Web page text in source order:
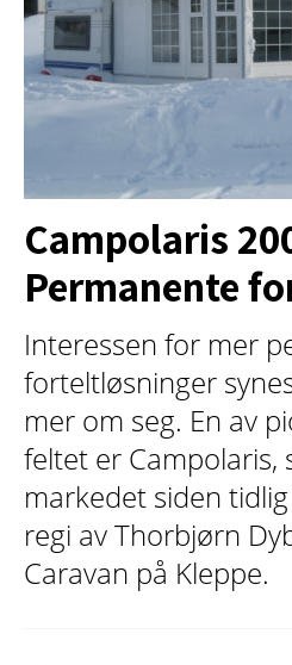
Campolaris
Permanente
Interessen for mer
forteltløsninger
mer om seg. En av
feltet er
markedet siden
regi av Thorbjørn
Caravan på Kleppe.